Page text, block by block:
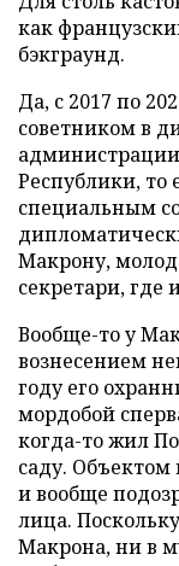
как
бэкграунд.
Да, с 2017 по
советником в
Республики, то
специальным
Макрону,
секретари, где
Вообще-то у
вознесением
году его
мордобой
когда-то жил
саду.
и вообще
лица.
Макрона, ни в